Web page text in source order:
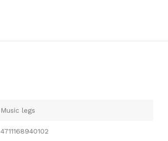
Music legs
4711168940102